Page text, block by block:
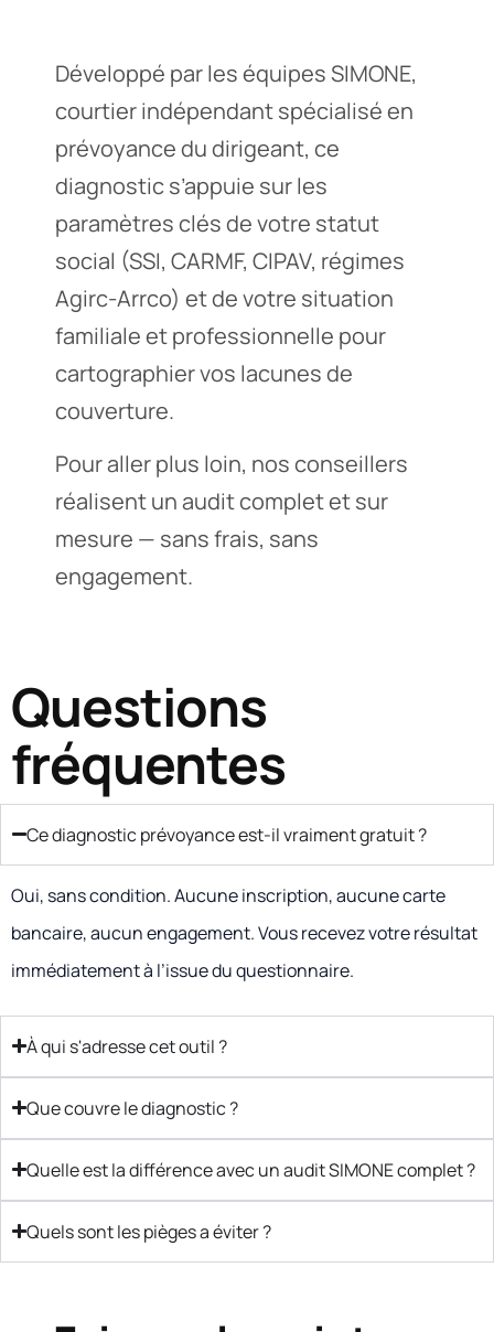
Développé par les équipes SIMONE,
courtier indépendant spécialisé en
prévoyance du dirigeant, ce
diagnostic s’appuie sur les
paramètres clés de votre statut
social (SSI, CARMF, CIPAV, régimes
Agirc-Arrco) et de votre situation
familiale et professionnelle pour
cartographier vos lacunes de
couverture.
Pour aller plus loin, nos conseillers
réalisent un audit complet et sur
mesure — sans frais, sans
engagement.
Questions
fréquentes
Ce diagnostic prévoyance est-il vraiment gratuit ?
Oui, sans condition. Aucune inscription, aucune carte
bancaire, aucun engagement. Vous recevez votre résultat
immédiatement à l’issue du questionnaire.
À qui s'adresse cet outil ?
Que couvre le diagnostic ?
Quelle est la différence avec un audit SIMONE complet ?
Quels sont les pièges a éviter ?